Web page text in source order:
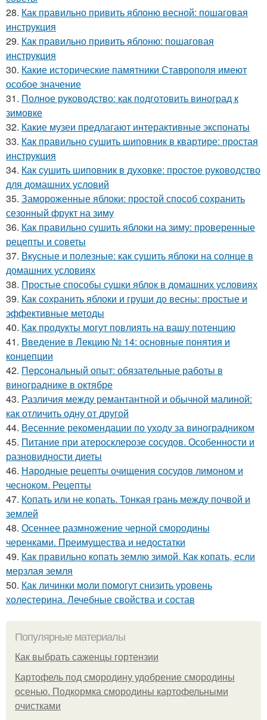
28. Как правильно привить яблоню весной: пошаговая
инструкция
29. Как правильно привить яблоню: пошаговая
инструкция
30. Какие исторические памятники Ставрополя имеют
особое значение
31. Полное руководство: как подготовить виноград к
зимовке
32. Какие музеи предлагают интерактивные экспонаты
33. Как правильно сушить шиповник в квартире: простая
инструкция
34. Как сушить шиповник в духовке: простое руководство
для домашних условий
35. Замороженные яблоки: простой способ сохранить
сезонный фрукт на зиму
36. Как правильно сушить яблоки на зиму: проверенные
рецепты и советы
37. Вкусные и полезные: как сушить яблоки на солнце в
домашних условиях
38. Простые способы сушки яблок в домашних условиях
39. Как сохранить яблоки и груши до весны: простые и
эффективные методы
40. Как продукты могут повлиять на вашу потенцию
41. Введение в Лекцию № 14: основные понятия и
концепции
42. Персональный опыт: обязательные работы в
винограднике в октябре
43. Различия между ремантантной и обычной малиной:
как отличить одну от другой
44. Весенние рекомендации по уходу за виноградником
45. Питание при атеросклерозе сосудов. Особенности и
разновидности диеты
46. Народные рецепты очищения сосудов лимоном и
чесноком. Рецепты
47. Копать или не копать. Тонкая грань между почвой и
землей
48. Осеннее размножение черной смородины
черенками. Преимущества и недостатки
49. Как правильно копать землю зимой. Как копать, если
мерзлая земля
50. Как личинки моли помогут снизить уровень
холестерина. Лечебные свойства и состав
Популярные материалы
Как выбрать саженцы гортензии
Картофель под смородину удобрение смородины
осенью. Подкормка смородины картофельными
очистками